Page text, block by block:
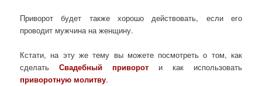
Приворот будет также хорошо действовать, если его
проводит мужчина на женщину.
Кстати, на эту же тему вы можете посмотреть о том, как
сделатьСвадебный приворот и как использовать
приворотную молитву.